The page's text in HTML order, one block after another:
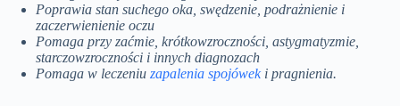
Poprawia stan suchego oka, swędzenie, podrażnienie i
zaczerwienienie oczu
Pomaga przy zaćmie, krótkowzroczności, astygmatyzmie,
starczowzroczności i innych diagnozach
Pomaga w leczeniu zapalenia spojóweki pragnienia.